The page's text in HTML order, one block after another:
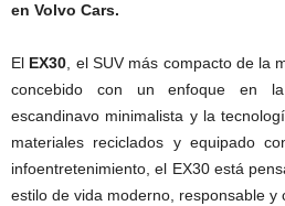
en Volvo Cars.
El EX30 , el SUV más compacto de la
concebido con un enfoque en
escandinavo minimalista y la
materiales reciclados y equipado
infoentretenimiento, el EX30 está
estilo de vida moderno, responsable y